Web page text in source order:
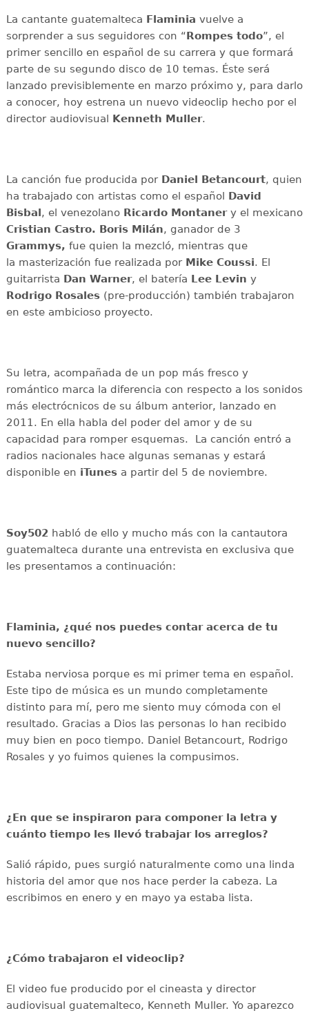
La cantante guatemalteca Flaminia vuelve a
sorprender a sus seguidores con “Rompes todo”, el
primer sencillo en español de su carrera y que formará
parte de su segundo disco de 10 temas. Éste será
lanzado previsiblemente en marzo próximo y, para darlo
a conocer, hoy estrena un nuevo videoclip hecho por el
director audiovisual Kenneth Muller.
La canción fue producida por Daniel Betancourt, quien
ha trabajado con artistas como el español David
Bisbal, el venezolano Ricardo Montanery el mexicano
Cristian Castro. Boris Milán, ganador de 3
Grammys, fue quien la mezcló, mientras que
la masterización fue realizada por Mike Coussi. El
guitarrista Dan Warner, el batería Lee Levin y
Rodrigo Rosales(pre-producción) también trabajaron
en este ambicioso proyecto.
Su letra, acompañada de un pop más fresco y
romántico marca la diferencia con respecto a los sonidos
más electrócnicos de su álbum anterior, lanzado en
2011. En ella habla del poder del amor y de su
capacidad para romper esquemas. La canción entró a
radios nacionales hace algunas semanas y estará
disponible en iTunesa partir del 5 de noviembre.
Soy502habló de ello y mucho más con la cantautora
guatemalteca durante una entrevista en exclusiva que
les presentamos a continuación:
Flaminia, ¿qué nos puedes contar acerca de tu
nuevo sencillo?
Estaba nerviosa porque es mi primer tema en español.
Este tipo de música es un mundo completamente
distinto para mí, pero me siento muy cómoda con el
resultado. Gracias a Dios las personas lo han recibido
muy bien en poco tiempo. Daniel Betancourt, Rodrigo
Rosales y yo fuimos quienes la compusimos.
¿En que se inspiraron para componer la letra y
cuánto tiempo les llevó trabajar los arreglos?
Salió rápido, pues surgió naturalmente como una linda
historia del amor que nos hace perder la cabeza. La
escribimos en enero y en mayo ya estaba lista.
¿Cómo trabajaron el videoclip?
El video fue producido por el cineasta y director
audiovisual guatemalteco, Kenneth Muller. Yo aparezco